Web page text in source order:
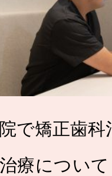
で矯正歯
療につい